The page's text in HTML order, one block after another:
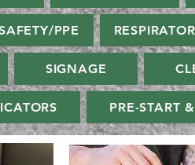
PPE
SIGNAGE
PRE-START